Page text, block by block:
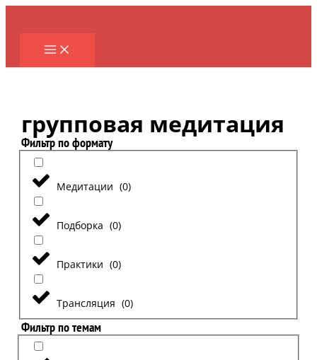
Перейти
содержимому
групповая медитация
Фильтр по формату
Медитации (0)
Подборка (0)
Практики (0)
Трансляция (0)
Фильтр по темам